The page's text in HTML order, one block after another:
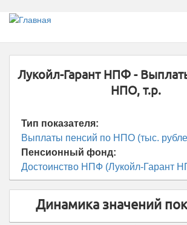
Перейти
основному
содержанию
Лукойл-Гарант НПФ -
НПО, т.р.
Тип показателя:
Выплаты пенсий по НПО (тыс.
Пенсионный фонд:
Достоинство НПФ (Лукойл-Гарант
Динамика значений